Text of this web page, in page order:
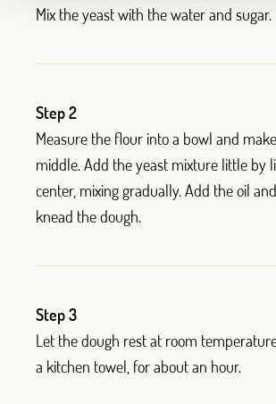
Mix the yeast with the water and sugar.
Step 2
Measure the flour into a bowl and
middle. Add the yeast mixture little by
center, mixing gradually. Add the oil
knead thedough.
Step 3
Let the dough rest at room
a kitchen towel, for about an hour.